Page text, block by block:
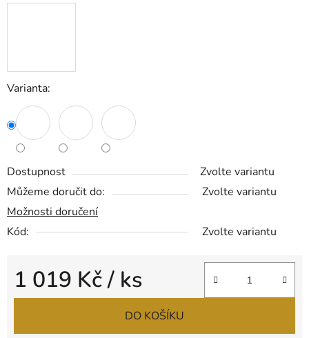
Varianta:
Dostupnost
Zvolte variantu
Můžeme doručit do:
Zvolte variantu
Možnosti doručení
Kód:
Zvolte variantu
1 019 Kč/ ks
Měrná cena:
DO KOŠÍKU